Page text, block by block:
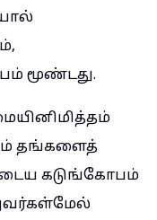
மூண்டது.
தங்களைத்
கடுங்கோபம்